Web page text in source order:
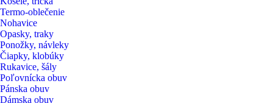
Termo-oblečenie
Nohavice
Opasky, traky
Ponožky, návleky
Čiapky, klobúky
Rukavice, šály
Poľovnícka obuv
Pánska obuv
Dámska obuv